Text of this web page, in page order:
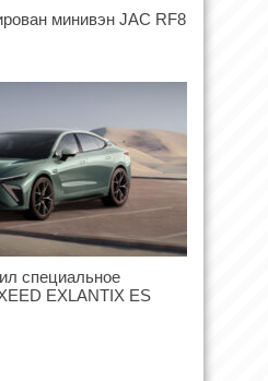
минивэн JAC RF8
специальное
EXLANTIX ES